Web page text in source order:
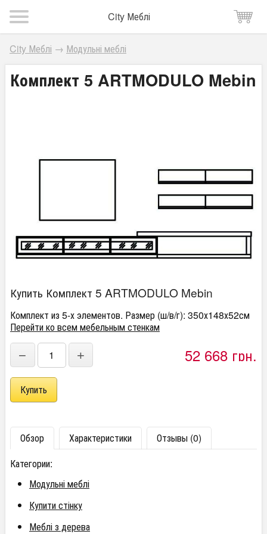
City Меблі
City Меблі → Модульні меблі
Комплект 5 ARTMODULO Mebin
Купить Комплект 5 ARTMODULO Mebin
Комплект из 5-х элементов. Размер (ш/в/г): 350х148х52см
Перейти ко всем мебельным стенкам
− + 52 668 грн.
Обзор Характеристики
Отзывы (0)
Категории:
Модульні меблі
Купити стінку
Меблі з дерева